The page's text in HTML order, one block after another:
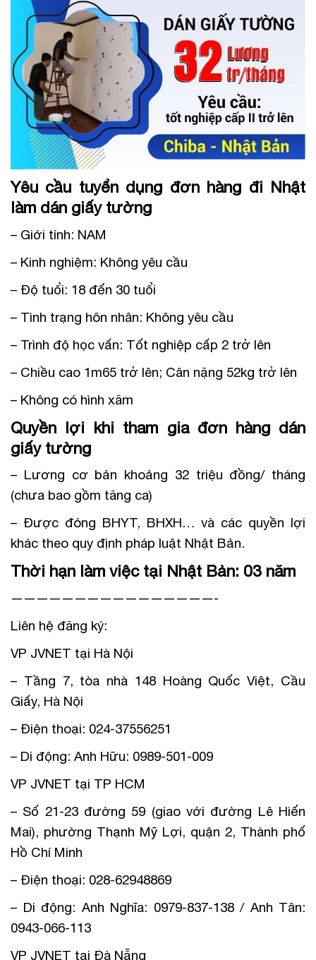
Yêu cầu tuyển dụng đơn hàng đi Nhật
làm dán giấy tường
– Giới tính: NAM
– Kinh nghiệm: Không yêu cầu
– Độ tuổi: 18 đến 30 tuổi
– Tình trạng hôn nhân: Không yêu cầu
– Trình độ học vấn: Tốt nghiệp cấp 2 trở lên
– Chiều cao 1m65 trở lên; Cân nặng 52kg trở lên
– Không có hình xăm
Quyền lợi khi tham gia đơn hàng dán
giấy tường
– Lương cơ bản khoảng 32 triệu đồng/ tháng
(chưa bao gồm tăng ca)
– Được đóng BHYT, BHXH… và các quyền lợi
khác theo quy định pháp luật Nhật Bản.
Thời hạn làm việc tại Nhật Bản: 03 năm
————————————————-
Liên hệ đăng ký:
VP JVNET tại Hà Nội
– Tầng 7, tòa nhà 148 Hoàng Quốc Việt, Cầu
Giấy, Hà Nội
– Điện thoại: 024-37556251
– Di động: Anh Hữu: 0989-501-009
VP JVNET tại TP HCM
– Số 21-23 đường 59 (giao với đường Lê Hiến
Mai), phường Thạnh Mỹ Lợi, quận 2, Thành phố
Hồ Chí Minh
– Điện thoại: 028-62948869
– Di động: Anh Nghĩa: 0979-837-138 / Anh Tân:
0943-066-113
VP JVNET tại Đà Nẵng